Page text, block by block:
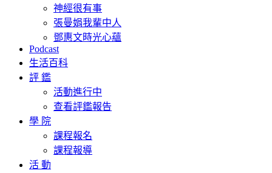
神經很有事
張曼娟我輩中人
鄧惠文時光心蘊
Podcast
生活百科
評 鑑
活動進行中
查看評鑑報告
學 院
課程報名
課程報導
活 動